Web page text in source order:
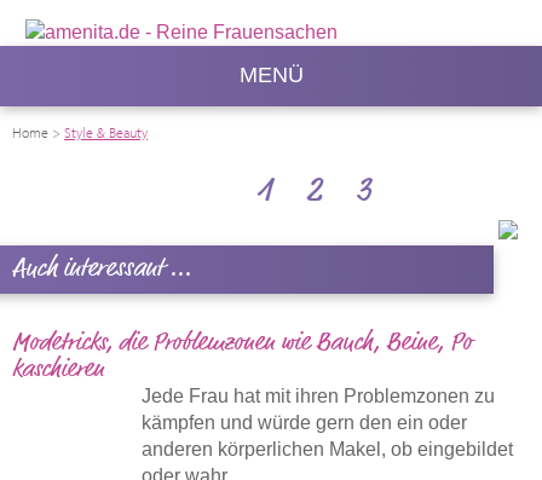
MENÜ
Home > Style & Beauty
1 2 3
Auch interessant ...
Modetricks, die Problemzonen wie Bauch, Beine, Po
kaschieren
Jede Frau hat mit ihren Problemzonen zu
kämpfen und würde gern den ein oder
anderen körperlichen Makel, ob eingebildet
oder wahr, ...